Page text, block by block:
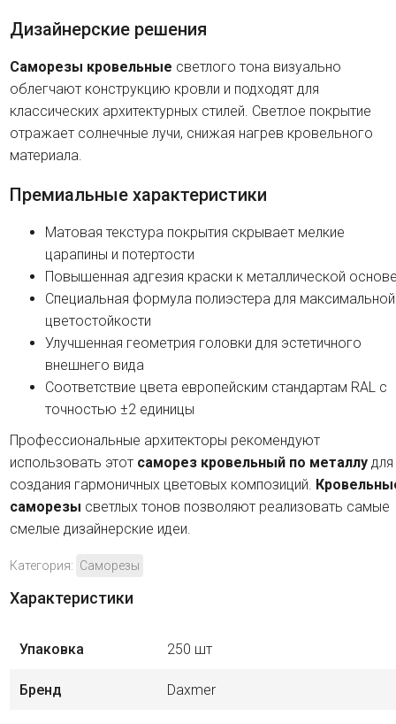
Дизайнерские решения
Саморезы кровельные светлого тона визуально
облегчают конструкцию кровли и подходят для
классических архитектурных стилей. Светлое покрытие
отражает солнечные лучи, снижая нагрев кровельного
материала.
Премиальные характеристики
Матовая текстура покрытия скрывает мелкие
царапины и потертости
Повышенная адгезия краски к металлической
Специальная формула полиэстера для максимальной
цветостойкости
Улучшенная геометрия головки для эстетичного
внешнего вида
Соответствие цвета европейским стандартам RAL с
точностью ±2 единицы
Профессиональные архитекторы рекомендуют
использовать этот саморез кровельный по металлу для
создания гармоничных цветовых композиций.
саморезы светлых тонов позволяют реализовать самые
смелые дизайнерские идеи.
Категория: Саморезы
Характеристики
Упаковка 250 шт
Бренд Daxmer